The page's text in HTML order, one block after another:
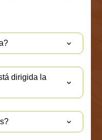
dirigida la